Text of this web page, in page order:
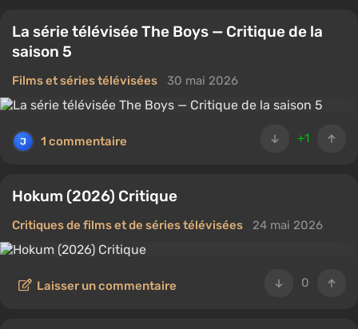
La série télévisée The Boys — Critique de la
saison 5
Films et séries télévisées 30 mai 2026
+1
1 commentaire
Hokum (2026) Critique
Critiques de films et de séries télévisées 24 mai 2026
0
Laisser un commentaire